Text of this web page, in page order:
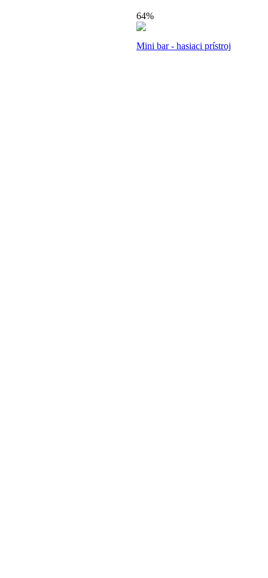
64%
Mini bar - hasiaci prístroj